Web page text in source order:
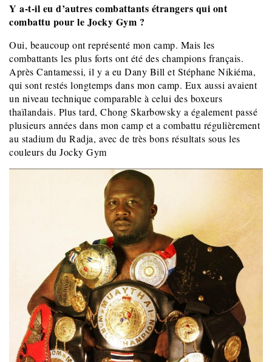
Y a-t-il eu d’autres combattants étrangers qui ont
combattu pour le Jocky Gym ?
Oui, beaucoup ont représenté mon camp. Mais les
combattants les plus forts ont été des champions français.
Après Cantamessi, il y a eu Dany Bill et Stéphane Nikiéma,
qui sont restés longtemps dans mon camp. Eux aussi avaient
un niveau technique comparable à celui des boxeurs
thaïlandais. Plus tard, Chong Skarbowsky a également passé
plusieurs années dans mon camp et a combattu régulièrement
au stadium du Radja, avec de très bons résultats sous les
couleurs du Jocky Gym